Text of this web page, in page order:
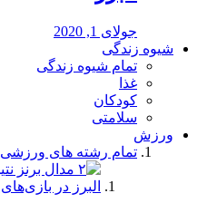
جولای 1, 2020
شیوه زندگی
تمام شیوه زندگی
غذا
کودکان
سلامتی
ورزش
تمام رشته های ورزشی